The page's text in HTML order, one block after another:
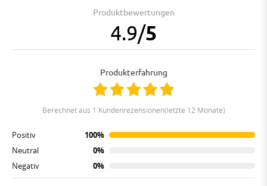
Produktbewertungen
4.9/5
Produkterfahrung
berechnet aus 1 Kundenrezensionen(letzte 12 Monate)
Positiv
100%
Neutral
0%
Negativ
0%